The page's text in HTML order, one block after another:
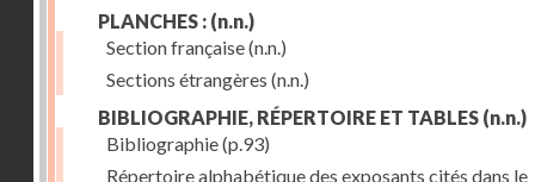
PLANCHES : (n.n.)
Section française(n.n.)
Sections étrangères (n.n.)
BIBLIOGRAPHIE, RÉPERTOIRE ET TABLES (n.n.)
Bibliographie(p.93)
Répertoire alphabétique des exposants cités dans le